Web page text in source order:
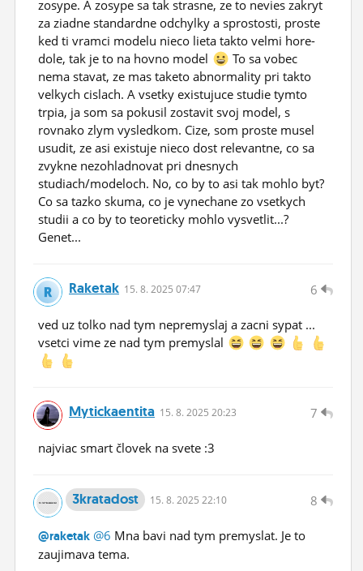
zosype. A zosype sa tak strasne, ze to nevies zakryt
za ziadne standardne odchylky a sprostosti, proste
ked ti vramci modelu nieco lieta takto velmi hore-
dole, tak je to na hovno model
To sa vobec
nema stavat, ze mas taketo abnormality pri takto
velkych cislach. A vsetky existujuce studie tymto
trpia, ja som sa pokusil zostavit svoj model, s
rovnako zlym vysledkom. Cize, som proste musel
usudit, ze asi existuje nieco dost relevantne, co sa
zvykne nezohladnovat pri dnesnych
studiach/modeloch. No, co by to asi tak mohlo byt?
Co sa tazko skuma, co je vynechane zo vsetkych
studii a co by to teoreticky mohlo vysvetlit...?
Genet...
6
Raketak 15. 8. 2025 07:47
ved uz tolko nad tym nepremyslaj a zacni sypat ...
vsetci vime ze nad tym premyslal
7
Mytickaentita 15. 8. 2025 20:23
najviac smart človek na svete :3
8
3kratadost 15. 8. 2025 22:10
@raketak @6 Mna bavi nad tym premyslat. Je to
zaujimava tema.